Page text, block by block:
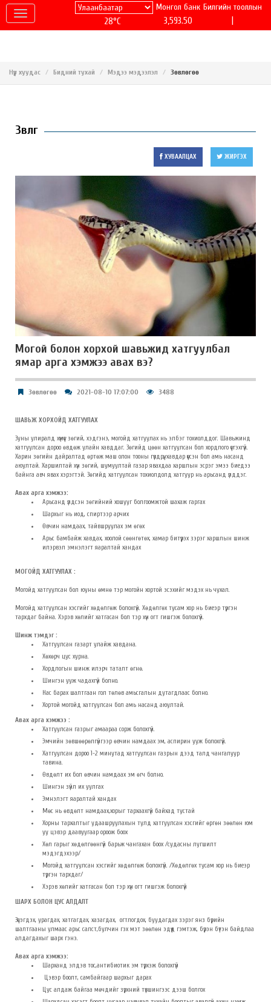
28°C
Монгол банк
3,593.50
Билгийн тооллын
Нүүр хуудас Бидний тухай Мэдээ мэдээлэл Зөвлөгөө
Зөвлөгөө
ХУВААЛЦАХ ЖИРГЭХ
Могой болон хорхой шавьжид хатгуулбал
ямар арга хэмжээ авах вэ?
Зөвлөгөө 2021-08-10 17:07:00 3488
ШАВЬЖ ХОРХОЙД ХАТГУУЛАХ
Зуны улиралд хүмүүс зөгий, хэдгэнэ, могойд хатгуулах нь элбэг тохиолддог. Шавьжинд
хатгуулсан дороо өвдөж улайн хавддаг. Зөгийд цөөн хатгуулсан бол хордлого үүсгэхгүй.
Харин зөгийн дайралтад өртөж маш олон тооны гүвдрүү, хавдар үүссэн бол амь насанд
аюултай. Харшилтай хүн зөгий, шумуултай газар явахдаа харшлын эсрэг эмээ биедээ
байнга авч явах хэрэгтэй. Зөгийд хатгуулсан тохиолдолд хатгуур нь арьсанд үлддэг.
Авах арга хэмжээ:
Арьсанд үлдсэн зөгийний хошууг болгоомжтой шахаж гаргах
Шархыг нь иод, спиртээр арчих
Өвчин намдаах, тайвшруулах эм өгөх
Арьс бамбайж хавдах, хоолой сөөнгөтөх, хамар битүүрэх зэрэг харшлын шинж
илэрвэл эмнэлэгт яаралтай хандах
МОГОЙД ХАТГУУЛАХ :
Могойд хатгуулсан бол юуны өмнө тэр могойн хортой эсэхийг мэдэх нь чухал.
Могойд хатгуулсан хэсгийг хөдөлгөж болохгүй. Хөдөлгөх тусам хор нь биеэр түргэн
тархдаг байна. Хэрэв хөлийг хатгасан бол тэр хүн огт гишгэж болохгүй.
Шинж тэмдэг :
Хатгуулсан газарт улайж хавдана.
Хөхөрч цус хурна.
Хордлогын шинж илэрч таталт өгнө.
Шингэн ууж чадахгүй болно.
Нас барах шалтгаан гол төлөв амьсгалын дутагдлаас болно.
Хортой могойд хатгуулсан бол амь насанд аюултай.
Авах арга хэмжээ :
Хатгуулсан газрыг амаараа сорж болохгүй.
Эмчийн зөвшөөрөлгүйгээр өвчин намдаах эм, аспирин ууж болохгүй.
Хатгуулсан дороо 1-2 минутад хатгуулсан газрын дээд талд чангалуур
тавина.
Өвдөлт их бол өвчин намдаах эм өгч болно.
Шингэн зүйл их уулгах
Эмнэлэгт яаралтай хандах
Мөс нь өвдөлт намдаах,хорыг тархаахгүй байхад тустай
Хорны тархалтыг удаашруулахын тулд хатгуулсан хэсгийг өргөн зөөлөн юм
уу цэвэр даавуугаар ороож боох
Хөл гарыг хөдөлгөөнгүй барьж чангахан боох /судасны лугшилт
мэдэгдэхээр/
Могойд хатгуулсан хэсгийг хөдөлгөж болохгүй. /Хөдөлгөх тусам хор нь биеэр
түргэн тархдаг/
Хэрэв хөлийг хатгасан бол тэр хүн огт гишгэж болохгүй
ШАРХ БОЛОН ЦУС АЛДАЛТ
Зүсэгдэх, урагдах, хатгагдах, хазагдах, огтлогдох, буудагдах зэрэг янз бүрийн
шалтгааны улмаас арьс салст,булчин гэх мэт зөөлөн эдүүд гэмтэж, бүрэн бүтэн байдлаа
алдагдахыг шарх гэнэ.
Авах арга хэмжээ:
Шарханд элдэв тос,антибиотик эм түрхэж болохгүй
Цэвэр боолт, самбайгаар шархыг дарах
Цус алдаж байгаа мөчдийг зүрхний түвшингээс дээш болгох